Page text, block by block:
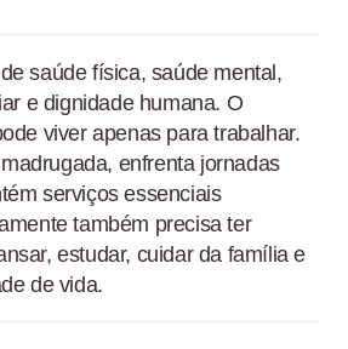
saúde física, saúde mental,
e dignidade humana. O
viver apenas para trabalhar.
enfrenta jornadas
serviços essenciais
também precisa ter
estudar, cuidar da família e
de vida.